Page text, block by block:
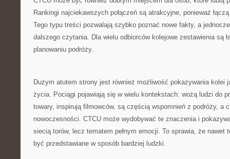
Rankingi najciekawszych połączeń są atrakcyjne, ponieważ
Tego typu treści pozwalają szybko poznać nowe fakty, a
dalszego czytania. Dla wielu odbiorców kolejowe zestawienia są
planowaniu podróży.
Dużym atutem strony jest również możliwość pokazywania kolei
życia. Pociągi pojawiają się w wielu kontekstach: wożą ludzi do
towary, inspirują filmowców, są częścią wspomnień z podróży, a
nowoczesności. CTCU może wydobywać te znaczenia i
siecią torów, lecz tematem pełnym emocji. To sprawia, że nawet
być przedstawiane w sposób bardziej ludzki.